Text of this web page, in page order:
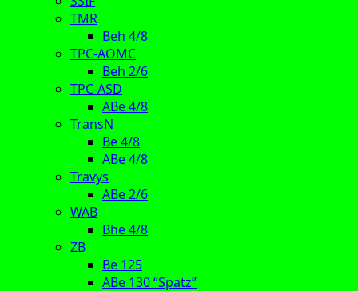
TMR
Beh 4/8
TPC-AOMC
Beh 2/6
TPC-ASD
ABe 4/8
TransN
Be 4/8
ABe 4/8
Travys
ABe 2/6
WAB
Bhe 4/8
ZB
Be 125
ABe 130 “Spatz”